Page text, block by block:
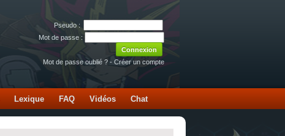
Pseudo :
Mot de passe :
Mot de passe oublié ? - Créer un compte
Lexique FAQ Vidéos Chat